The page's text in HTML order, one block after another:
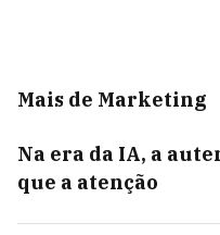
Mais de Marketing
Na era da IA, a
que a atenção